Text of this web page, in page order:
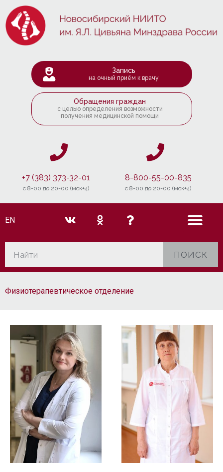
Запись
на очный приём к врачу
Обращения граждан
с целью определения возможности
получения медицинской помощи
+7 (383) 373-32-01
c 8-00 до 20-00 (мск+4)
8-800-55-00-835
c 8-00 до 20-00 (мск+4)
EN
ПОИСК
Физиотерапевтическое отделение